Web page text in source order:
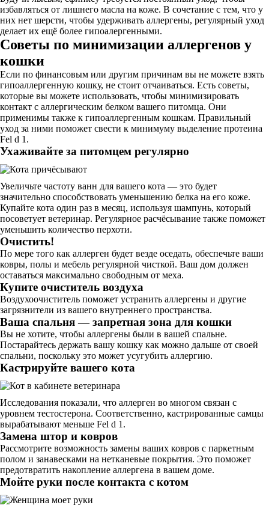
избавляться от лишнего масла на коже. В сочетание с тем, что у
них нет шерсти, чтобы удерживать аллергены, регулярный уход
делает их ещё более гипоалергенными.
Советы по минимизации аллергенов у
кошки
Если по финансовым или другим причинам вы не можете взять
гипоаллергенную кошку, не стоит отчаиваться. Есть советы,
которые вы можете использовать, чтобы минимизировать
контакт с аллергическим белком вашего питомца. Они
применимы также к гипоаллергенным кошкам. Правильный
уход за ними поможет свести к минимуму выделение протеина
Fel d 1.
Ухаживайте за питомцем регулярно
Увеличьте частоту ванн для вашего кота — это будет
значительно способствовать уменьшению белка на его коже.
Купайте кота один раз в месяц, используя шампунь, который
посоветует ветеринар. Регулярное расчёсывание также поможет
уменьшить количество перхоти.
Очистить!
По мере того как аллерген будет везде оседать, обеспечьте ваши
ковры, полы и мебель регулярной чисткой. Ваш дом должен
оставаться максимально свободным от меха.
Купите очиститель воздуха
Воздухоочиститель поможет устранить аллергены и другие
загрязнители из вашего внутреннего пространства.
Ваша спальня — запретная зона для кошки
Вы не хотите, чтобы аллергены были в вашей спальне.
Постарайтесь держать вашу кошку как можно дальше от своей
спальни, поскольку это может усугубить аллергию.
Кастрируйте вашего кота
Исследования показали, что аллерген во многом связан с
уровнем тестостерона. Соответственно, кастрированные самцы
вырабатывают меньше Fel d 1.
Замена штор и ковров
Рассмотрите возможность замены ваших ковров с паркетным
полом и занавесками на нетканевые покрытия. Это поможет
предотвратить накопление аллергена в вашем доме.
Мойте руки после контакта с котом